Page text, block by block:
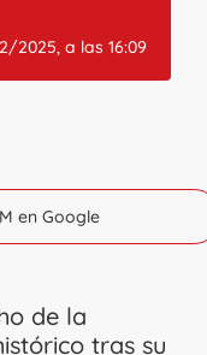
2025, a las 16:09
en Google
de la
tras su